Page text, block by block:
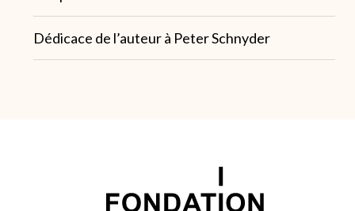
Note
Dédicace de l’auteur à Peter Schnyder